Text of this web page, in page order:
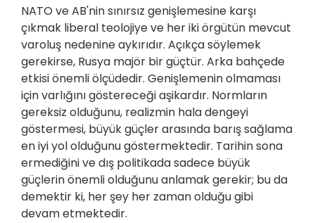
NATO ve AB'nin sınırsız genişlemesine karşı
çıkmak liberal teolojiye ve her iki örgütün mevcut
varoluş nedenine aykırıdır. Açıkça söylemek
gerekirse, Rusya majör bir güçtür. Arka bahçede
etkisi önemli ölçüdedir. Genişlemenin olmaması
için varlığını göstereceği aşikardır. Normların
gereksiz olduğunu, realizmin hala dengeyi
göstermesi, büyük güçler arasında barış sağlama
en iyi yol olduğunu göstermektedir. Tarihin sona
ermediğini ve dış politikada sadece büyük
güçlerin önemli olduğunu anlamak gerekir; bu da
demektir ki, her şey her zaman olduğu gibi
devam etmektedir.